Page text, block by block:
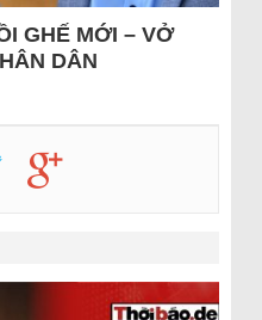
GHẾ MỚI – VỞ
DÂN